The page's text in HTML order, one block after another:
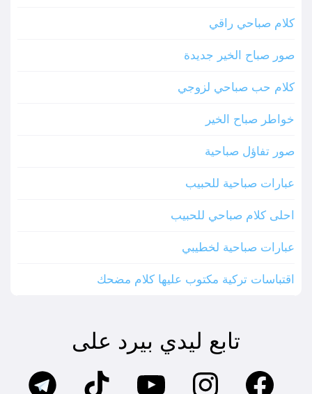
كلام صباحي راقي
صور صباح الخير جديدة
كلام حب صباحي لزوجي
خواطر صباح الخير
صور تفاؤل صباحية
عبارات صباحية للحبيب
احلى كلام صباحي للحبيب
عبارات صباحية لخطيبي
اقتباسات تركية مكتوب عليها كلام مضحك
تابع ليدي بيرد على